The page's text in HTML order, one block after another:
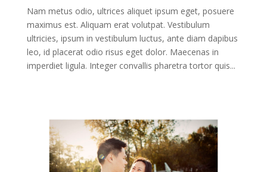
Nam metus odio, ultrices aliquet ipsum eget, posuere
maximus est. Aliquam erat volutpat. Vestibulum
ultricies, ipsum in vestibulum luctus, ante diam dapibus
leo, id placerat odio risus eget dolor. Maecenas in
imperdiet ligula. Integer convallis pharetra tortor quis...